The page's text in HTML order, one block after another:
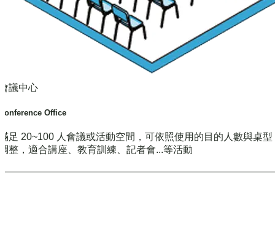
議中心
Office
足 20~100 人會議或活動空間，可依照使用的目的人數與桌型
整，適合講座、教育訓練、記者會...等活動